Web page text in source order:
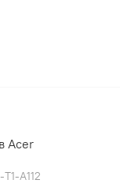
Acer
T1-A112